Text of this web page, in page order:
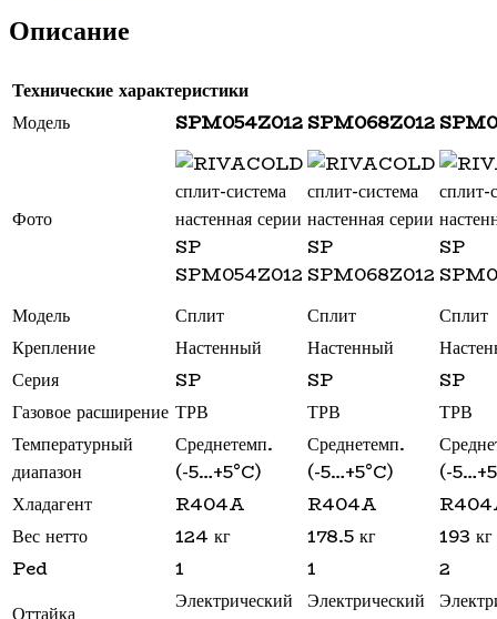
Оборудование для выносного холода и
ККА
Оборудование со встроенным
агрегатом
Шкафы шоковой заморозки
Миксеры и тестомесы
Мясорубки
Овощерезки и машины протирки
Прессы для пиццы
Соковыжималки
Стерилизаторы
Тестораскаточные машины
Фасовочно-упаковочное оборудование
Бытовая техника
Посуда и инвентарь
Мусорные баки
Оборудование для общественных санузлов и
ванных комнат
Диспенсеры
Дозаторы для жидкого мыла
Расходные материалы
Смесители и душирующие устройства
Сушилки для рук
Урны
Описание
Технические характеристики
Модель
SPM054Z012 SPM068Z012
Фото
Модель Сплит Сплит
Сплит
Крепление
Настенный Настенный
Серия
SP SP
SP
Газовое расширение ТРВ ТРВ
ТРВ
Температурный
диапазон
Среднетемп.
(-5…+5°C)
Среднетемп.
(-5…+5°C)
(-
Хладагент
R404A R404A
Вес нетто
124 кг 178.5 кг
193 кг
Ped
1 1
2
Электрический Электрический